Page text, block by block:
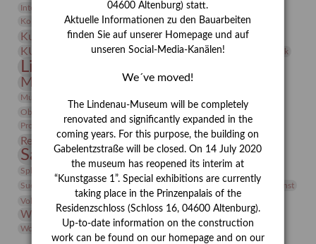
Integriertes Schädlingsmanagement
Italien Jahresempfang
Kolosseum
Kooperationsausstellung Korkmodelle Kunst
Kunstmuseum Kunstvermittlung Kunst von Kühl
KUNSTWAND Kurs Künstler Künstlerin Lehmbruck
Lindenau-Museum
Museumsgeschichte Museumsnacht
Museumspädagogik Natur
Objekt im Fokus
Phelloplastik
Pohlhof
Provenienz
Provenienzforschung
Restaurierung Rudi Lesser Ruth Wolf-Rehfeld
Sammlung Samstagszeichner Skulptur
Sonderausstellung
Sphinx
studio Studio Bildende Kunst
Suermondt-Ludwig-Museum
Vermittlung
Videokunst
Volontariat
Walter Rheiner Werefkin
Werkbetrachtung Winter Wissenschaft
Wolf and Dog
Wolf und Hund
Zirkuswoche
04600 Altenburg) statt.
Aktuelle Informationen zu den Bauarbeiten
finden Sie auf unserer Homepage und auf
unseren Social-Media-Kanälen!
We´ve moved!
The Lindenau-Museum will be completely
renovated and significantly expanded in the
coming years. For this purpose, the building on
Gabelentzstraße will be closed. On 14 July 2020
the museum has reopened its interim at
“Kunstgasse 1”. Special exhibitions are currently
taking place in the Prinzenpalais of the
Residenzschloss (Schloss 16, 04600 Altenburg).
Up-to-date information on the construction
work can be found on our homepage and on our